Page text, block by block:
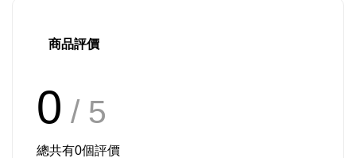
商品評價
0 / 5
總共有0個評價